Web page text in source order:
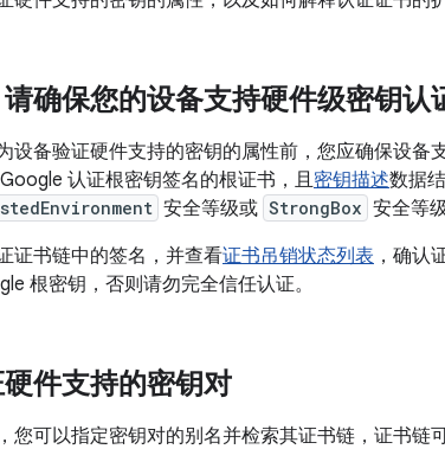
确保您的设备支持硬件级密钥认
设备验证硬件支持的密钥的属性前，您应确保设备
认证根密钥签名的根证书，且密钥描述数据
安全等级或 StrongBox 安全等级
证书链中的签名，并查看证书吊销状态列表 ，确认
根密钥，否则请勿完全信任认证。
件支持的密钥对
您可以指定密钥对的别名并检索其证书链，证书链